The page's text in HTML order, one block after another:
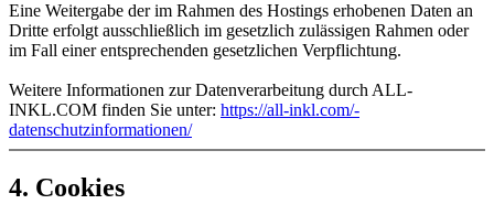
Eine Weitergabe der im Rahmen des Hostings erhobenen Daten an
Dritte erfolgt ausschließlich im gesetzlich zulässigen Rahmen oder
im Fall einer entsprechenden gesetzlichen Verpflichtung.
Weitere Informationen zur Datenverarbeitung durch ALL-
INKL.COM finden Sie unter: https:/​­/​­all-inkl.com/​­
datenschutzinformationen/​­
4. Cookies